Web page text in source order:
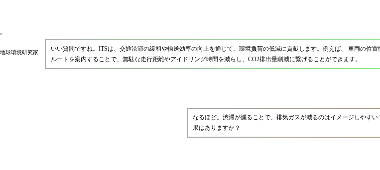
地球環境研究家
いい質問ですね。ITSは、交通渋滞の緩和や輸送効率の向上を通じて、環境負荷の低減に貢献します。例えば、 車両の位
ルートを案内することで、無駄な走行距離やアイドリング時間を減らし、CO2排出量削減に繋げることができます。
なるほど。渋滞が減ることで、排気ガスが減るのはイメージしやす
果はありますか？